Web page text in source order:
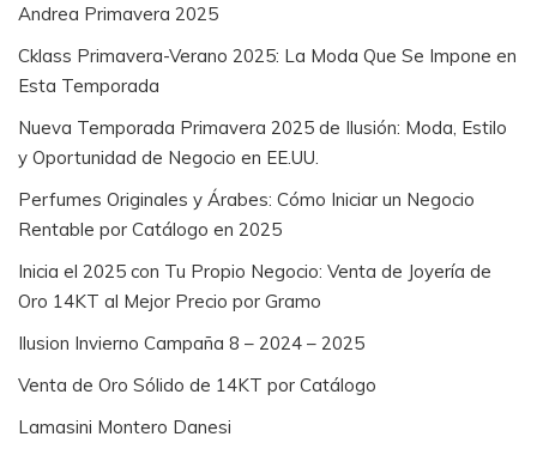
Andrea Primavera 2025
Cklass Primavera-Verano 2025: La Moda Que Se Impone en
Esta Temporada
Nueva Temporada Primavera 2025 de Ilusión: Moda, Estilo
y Oportunidad de Negocio en EE.UU.
Perfumes Originales y Árabes: Cómo Iniciar un Negocio
Rentable por Catálogo en 2025
Inicia el 2025 con Tu Propio Negocio: Venta de Joyería de
Oro 14KT al Mejor Precio por Gramo
Ilusion Invierno Campaña 8 – 2024 – 2025
Venta de Oro Sólido de 14KT por Catálogo
Lamasini Montero Danesi